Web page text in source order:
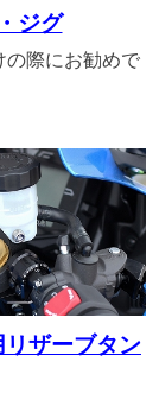
ジグ
際にお勧めで
ザーブタン